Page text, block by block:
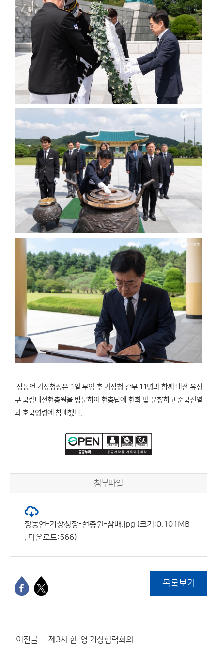
장동언 기상청장은 1일 부임 후 기상청 간부 11명과 함께 대전 유성
구 국립대전현충원을 방문하여 현충탑에 헌화 및 분향하고 순국선열
과 호국영령에 참배했다.
첨부파일
장동언-기상청장-현충원-참배.jpg (크기:0.101MB
, 다운로드:566)
목록보기
이전글 제3차 한-영 기상협력회의